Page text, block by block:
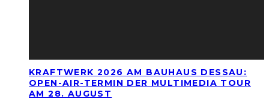
KRAFTWERK 2026 AM BAUHAUS DESSAU:
OPEN-AIR-TERMIN DER MULTIMEDIA TOUR
AM 28. AUGUST